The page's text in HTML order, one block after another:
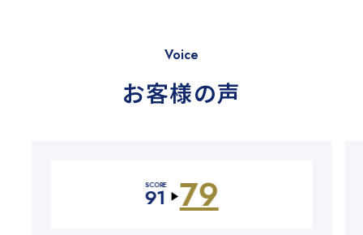
Voice
お客様の声
SCORE
91 ▶79